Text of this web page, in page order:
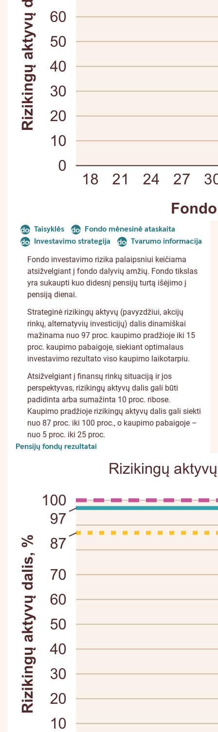
document
Taisyklės document
Fondo mėnesinė ataskaita
document
Investavimo strategija document
Tvarumo informacija
Fondo investavimo rizika palaipsniui keičiama
atsižvelgiant į fondo dalyvių amžių. Fondo tikslas
yra sukaupti kuo didesnį pensijų turtą išėjimo į
pensiją dienai.
Strateginė rizikingų aktyvų (pavyzdžiui, akcijų
rinkų, alternatyvių investicijų) dalis dinamiškai
mažinama nuo 97 proc. kaupimo pradžioje iki 15
proc. kaupimo pabaigoje, siekiant optimalaus
investavimo rezultato viso kaupimo laikotarpiu.
Atsižvelgiant į finansų rinkų situaciją ir jos
perspektyvas, rizikingų aktyvų dalis gali būti
padidinta arba sumažinta 10 proc. ribose.
Kaupimo pradžioje rizikingų aktyvų dalis gali siekti
nuo 87 proc. iki 100 proc., o kaupimo pabaigoje –
nuo 5 proc. iki 25 proc.
Pensijų fondų rezultatai